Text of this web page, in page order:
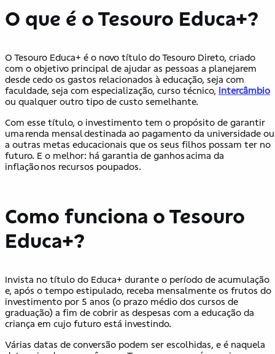
O que é o Tesouro Educa+?
O Tesouro Educa+ é o novo título do Tesouro Direto, criado
com o objetivo principal de ajudar as pessoas a planejarem
desde cedo os gastos relacionados à educação, seja com
faculdade, seja com especialização, curso técnico, intercâmbio
ou qualquer outro tipo de custo semelhante.
Com esse título, o investimento tem o propósito de garantir
uma renda mensal destinada ao pagamento da universidade ou
a outras metas educacionais que os seus filhos possam ter no
futuro. E o melhor: há garantia de ganhos acima da
inflação nos recursos poupados.
Como funciona o Tesouro
Educa+?
Invista no título do Educa+ durante o período de acumulação
e, após o tempo estipulado, receba mensalmente os frutos do
investimento por 5 anos (o prazo médio dos cursos de
graduação) a fim de cobrir as despesas com a educação da
criança em cujo futuro está investindo.
Várias datas de conversão podem ser escolhidas, e é naquela